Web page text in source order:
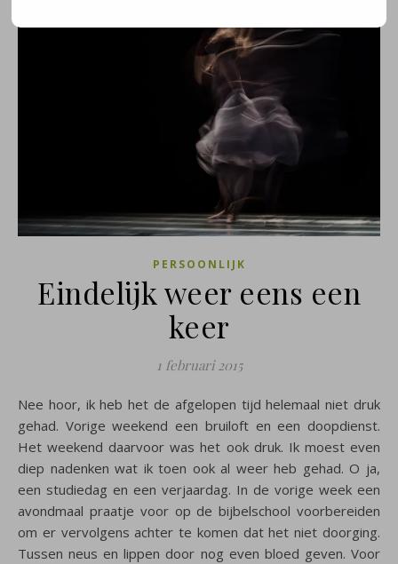
PERSOONLIJK
Eindelijk weer eens een
keer
1 februari 2015
Nee hoor, ik heb het de afgelopen tijd helemaal niet druk
gehad. Vorige weekend een bruiloft en een doopdienst.
Het weekend daarvoor was het ook druk. Ik moest even
diep nadenken wat ik toen ook al weer heb gehad. O ja,
een studiedag en een verjaardag. In de vorige week een
avondmaal praatje voor op de bijbelschool voorbereiden
om er vervolgens achter te komen dat het niet doorging.
Tussen neus en lippen door nog even bloed geven. Voor